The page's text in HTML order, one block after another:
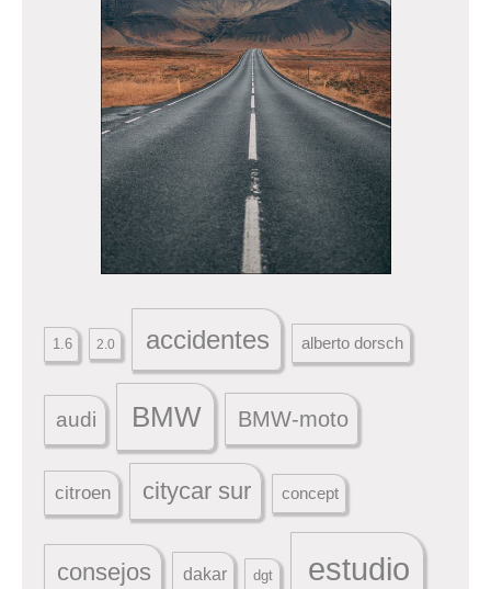
1.6 2.0 accidentes alberto dorsch
audi BMW BMW-moto
citroen citycar sur concept
consejos dakar dgt estudio